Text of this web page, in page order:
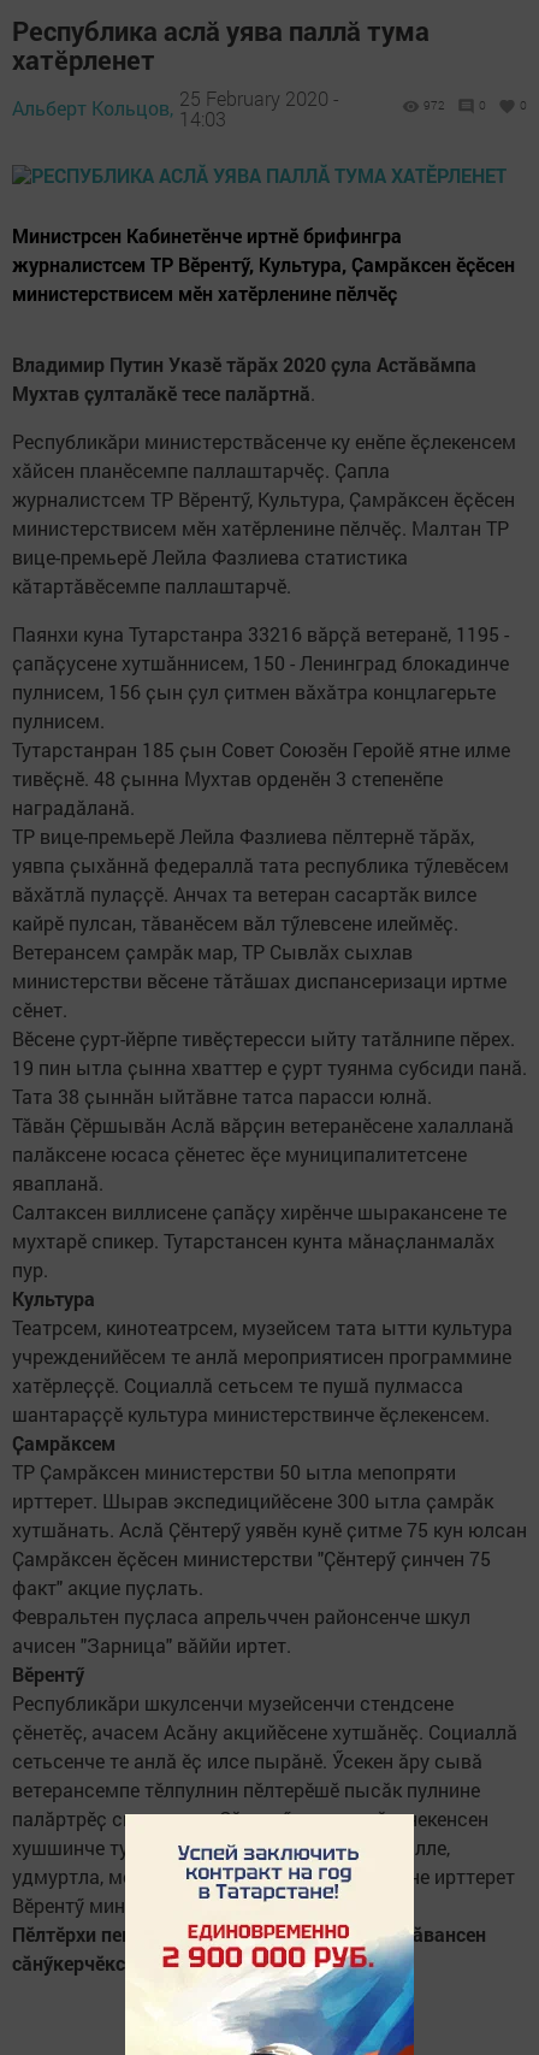
Республика аслӑ уява паллӑ тума
хатӗрленет
Альберт Кольцов, 25 February 2020 -
14:03
972 0 0
Министрсен Кабинетӗнче иртнӗ брифингра
журналистсем ТР Вӗрентӳ, Культура, Ҫамрӑксен ӗҫӗсен
министерствисем мӗн хатӗрленине пӗлчӗҫ
Владимир Путин Указӗ тӑрӑх 2020 ҫула Астӑвӑмпа
Мухтав ҫулталӑкӗ тесе палӑртнӑ.
Республикӑри министерствӑсенче ку енӗпе ӗҫлекенсем
хӑйсен планӗсемпе паллаштарчӗҫ. Ҫапла
журналистсем ТР Вӗрентӳ, Культура, Ҫамрӑксен ӗҫӗсен
министерствисем мӗн хатӗрленине пӗлчӗҫ. Малтан ТР
вице-премьерӗ Лейла Фазлиева статистика
кӑтартӑвӗсемпе паллаштарчӗ.
Паянхи куна Тутарстанра 33216 вӑрҫӑ ветеранӗ, 1195 -
ҫапӑҫусене хутшӑннисем, 150 - Ленинград блокадинче
пулнисем, 156 ҫын ҫул ҫитмен вӑхӑтра концлагерьте
пулнисем.
Тутарстанран 185 ҫын Совет Союзӗн Геройӗ ятне илме
тивӗҫнӗ. 48 ҫынна Мухтав орденӗн 3 степенӗпе
наградӑланӑ.
ТР вице-премьерӗ Лейла Фазлиева пӗлтернӗ тӑрӑх,
уявпа ҫыхӑннӑ федераллӑ тата республика тӳлевӗсем
вӑхӑтлӑ пулаҫҫӗ. Анчах та ветеран сасартăк вилсе
кайрӗ пулсан, тӑванӗсем вӑл тӳлевсене илеймӗҫ.
Ветерансем ҫамрӑк мар, ТР Сывлӑх сыхлав
министерстви вӗсене тӑтӑшах диспансеризаци иртме
сӗнет.
Вӗсене ҫурт-йӗрпе тивӗҫтересси ыйту татӑлнипе пӗрех.
19 пин ытла ҫынна хваттер е ҫурт туянма субсиди панӑ.
Тата 38 ҫыннӑн ыйтӑвне татса парасси юлнӑ.
Тӑвӑн Ҫӗршывӑн Аслӑ вӑрҫин ветеранӗсене халалланӑ
палӑксене юсаса ҫӗнетес ӗҫе муниципалитетсене
явапланӑ.
Салтаксен виллисене ҫапӑҫу хирӗнче шыракансене те
мухтарӗ спикер. Тутарстансен кунта мӑнаҫланмалӑх
пур.
Культура
Театрсем, кинотеатрсем, музейсем тата ытти культура
учрежденийӗсем те анлӑ мероприятисен программине
хатӗрлеҫҫӗ. Социаллӑ сетьсем те пушӑ пулмасса
шантараҫҫӗ культура министерствинче ӗҫлекенсем.
Ҫамрӑксем
ТР Ҫамрӑксен министерстви 50 ытла мепопряти
ирттерет. Шырав экспедицийӗсене 300 ытла ҫамрӑк
хутшӑнать. Аслӑ Ҫӗнтерӳ уявӗн кунӗ ҫитме 75 кун юлсан
Ҫамрӑксен ӗҫӗсен министерстви "Ҫӗнтерӳ ҫинчен 75
факт" акцие пуҫлать.
Февральтен пуҫласа апрельччен районсенче шкул
ачисен "Зарница" вӑййи иртет.
Вӗрентӳ
Республикӑри шкулсенчи музейсенчи стендсене
ҫӗнетӗҫ, ачасем Асӑну акцийӗсене хутшӑнӗҫ. Социаллӑ
сетьсенче те анлӑ ӗҫ илсе пырӑнӗ. Ӳсекен ӑру сывӑ
ветерансемпе тӗлпулнин пӗлтерӗшӗ пысӑк пулнине
палӑртрӗҫ спикерсем. Ҫӗнтерӳ темипе вӗренекенсен
хушшинче тутарла, вырӑсла, чӑвашла, марилле,
удмуртла, мордвалла сочиненисен конкурсне ирттерет
Вӗрентӳ министерстви.
Пӗлтӗрхи пекех МФЦ-сенче вӑрҫӑра пулнӑ тӑвансен
сӑнӳкерчӗксене пичетлеме май пулӗ.